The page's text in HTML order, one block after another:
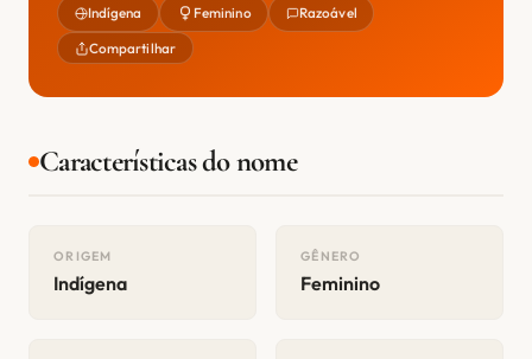
Indígena Feminino Razoável
Compartilhar
Características do nome
ORIGEM
Indígena
GÊNERO
Feminino